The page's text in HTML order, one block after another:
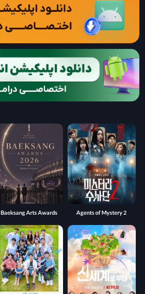
Agents of Mystery 2
Baeksang Arts Awards